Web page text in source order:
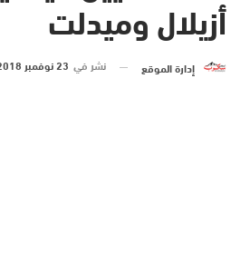
أزيلال وميدلت
إدارة الموقع نشر في 23 نوفمبر 2018 الساعة 12 و 46 دقيقة